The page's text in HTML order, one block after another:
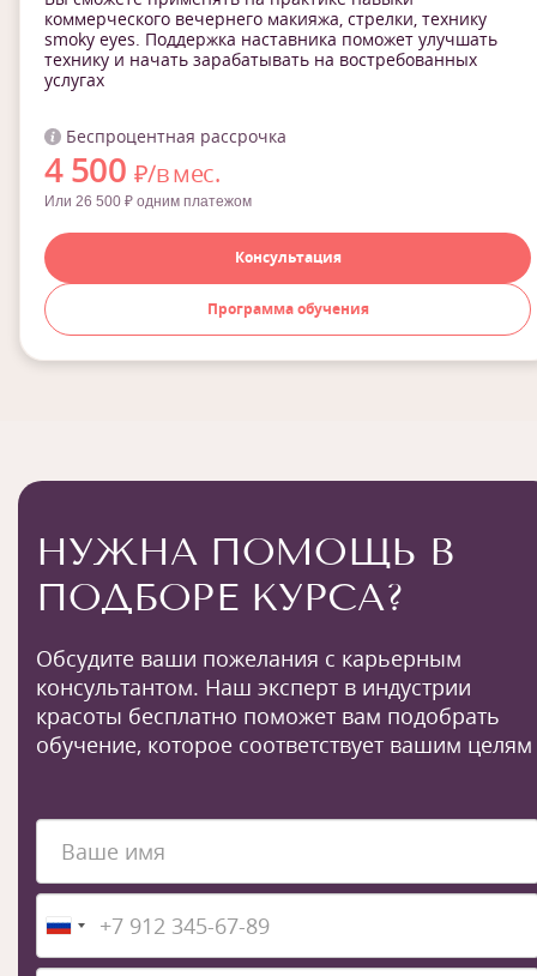
коммерческого вечернего макияжа, стрелки, технику
smoky eyes. Поддержка наставника поможет улучшать
технику и начать зарабатывать на востребованных
услугах
Беспроцентная рассрочка
4 500 ₽/в мес.
Или 26 500 ₽ одним платежом
Консультация
Программа обучения
НУЖНА ПОМОЩЬ В
ПОДБОРЕ КУРСА?
Обсудите ваши пожелания с карьерным
консультантом. Наш эксперт в индустрии
красоты бесплатно поможет вам подобрать
обучение, которое соответствует вашим целям